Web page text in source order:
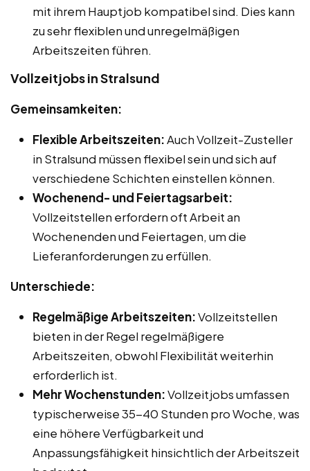
mit ihrem Hauptjob kompatibel sind. Dies kann
zu sehr flexiblen und unregelmäßigen
Arbeitszeiten führen.
Vollzeitjobs in Stralsund
Gemeinsamkeiten:
Flexible Arbeitszeiten:Auch Vollzeit-Zusteller
in Stralsund müssen flexibel sein und sich auf
verschiedene Schichten einstellen können.
Wochenend- und Feiertagsarbeit:
Vollzeitstellen erfordern oft Arbeit an
Wochenenden und Feiertagen, um die
Lieferanforderungen zu erfüllen.
Unterschiede:
Regelmäßige Arbeitszeiten:Vollzeitstellen
bieten in der Regel regelmäßigere
Arbeitszeiten, obwohl Flexibilität weiterhin
erforderlich ist.
Mehr Wochenstunden:Vollzeitjobs umfassen
typischerweise 35-40 Stunden pro Woche, was
eine höhere Verfügbarkeit und
Anpassungsfähigkeit hinsichtlich der Arbeitszeit